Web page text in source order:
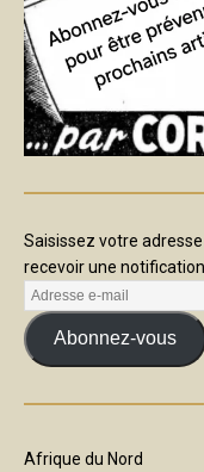
Saisissez votre
recevoir une
Abonnez-vous
Afrique du Nord